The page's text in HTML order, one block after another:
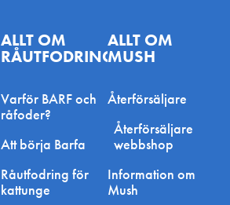
ALLT OM
RÅUTFODRING
Varför BARF och
råfoder?
Att börja Barfa
Råutfodring för
kattunge
ALLT OM
MUSH
Återförsäljare
Återförsäljare
webbshop
Information om
Mush